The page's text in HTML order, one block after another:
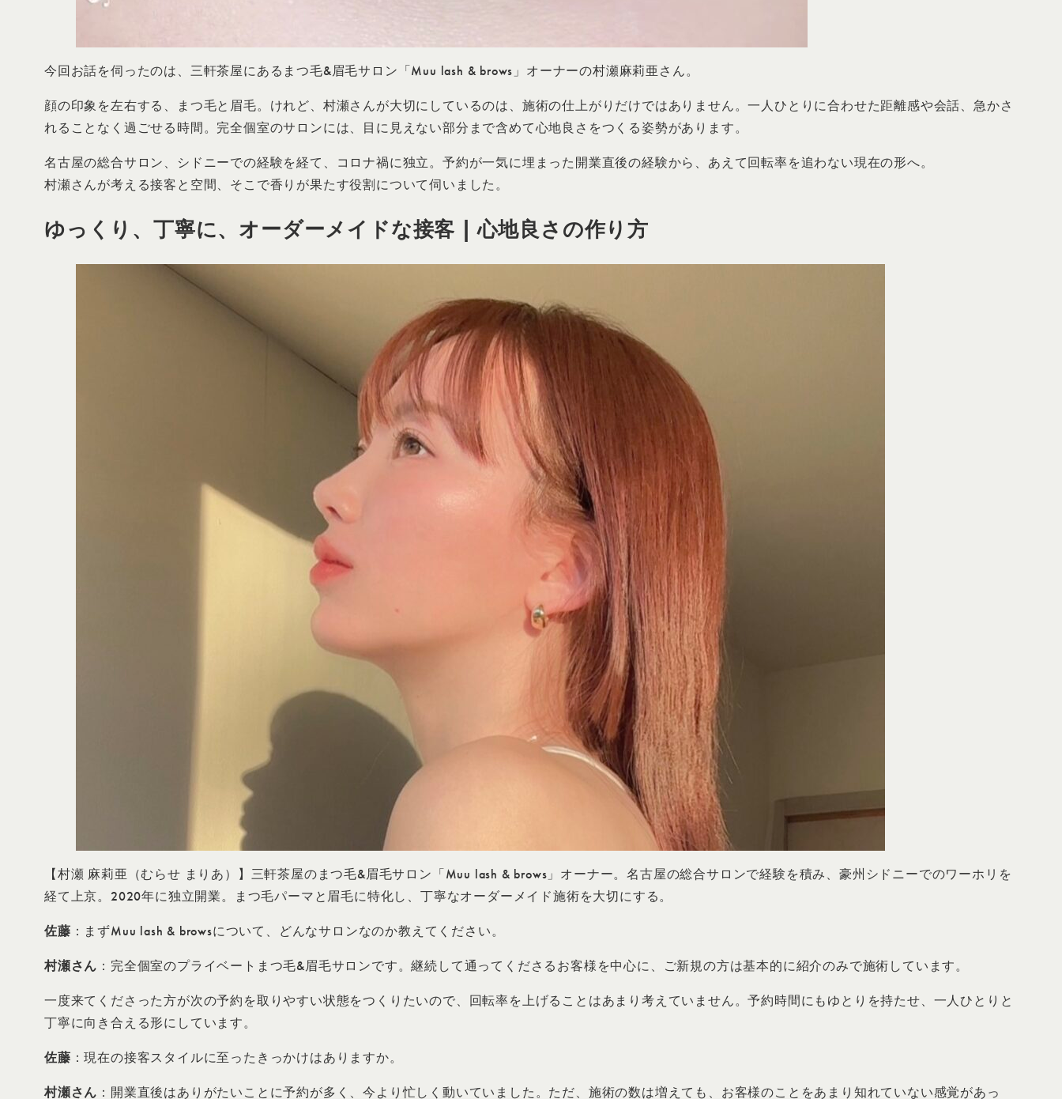
今回お話を伺ったのは、三軒茶屋にあるまつ毛&眉毛サロン「Muu lash & brows」オーナーの村瀬麻莉亜さん。
顔の印象を左右する、まつ毛と眉毛。けれど、村瀬さんが大切にしているのは、施術の仕上がりだけではありません。一人ひとりに合わせた距離感や会話、急かさ
れることなく過ごせる時間。完全個室のサロンには、目に見えない部分まで含めて心地良さをつくる姿勢があります。
名古屋の総合サロン、シドニーでの経験を経て、コロナ禍に独立。予約が一気に埋まった開業直後の経験から、あえて回転率を追わない現在の形へ。
村瀬さんが考える接客と空間、そこで香りが果たす役割について伺いました。
ゆっくり、丁寧に、オーダーメイドな接客 | 心地良さの作り方
【村瀬 麻莉亜（むらせ まりあ）】三軒茶屋のまつ毛&眉毛サロン「Muu lash & brows」オーナー。名古屋の総合サロンで経験を積み、豪州シドニーでのワーホリを
経て上京。2020年に独立開業。まつ毛パーマと眉毛に特化し、丁寧なオーダーメイド施術を大切にする。
佐藤 ：まずMuu lash & browsについて、どんなサロンなのか教えてください。
村瀬さん ：完全個室のプライベートまつ毛&眉毛サロンです。継続して通ってくださるお客様を中心に、ご新規の方は基本的に紹介のみで施術しています。
一度来てくださった方が次の予約を取りやすい状態をつくりたいので、回転率を上げることはあまり考えていません。予約時間にもゆとりを持たせ、一人ひとりと
丁寧に向き合える形にしています。
佐藤 ：現在の接客スタイルに至ったきっかけはありますか。
村瀬さん ：開業直後はありがたいことに予約が多く、今より忙しく動いていました。ただ、施術の数は増えても、お客様のことをあまり知れていない感覚があっ